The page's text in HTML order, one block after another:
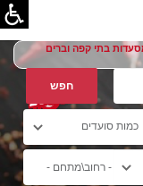
בתי קפה וברים